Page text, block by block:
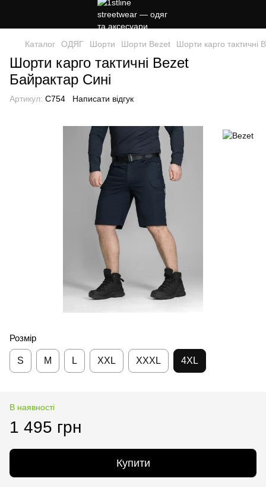
Каталог ОДЯГ Шорти Шорти Bezet Шорти карго тактичні
Шорти карго тактичні Bezet
Байрактар Сині
Артикул: C754 Написати відгук
Розмір
S M L XXL XXXL 4XL
В наявності
1 495 грн
Купити